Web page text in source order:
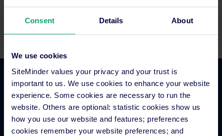
Consent Details About
We use cookies
SiteMinder values your privacy and your trust is
important to us. We use cookies to enhance your website
experience. Some cookies are necessary to run the
website. Others are optional: statistic cookies show us
how you use our website and features; preferences
cookies remember your website preferences; and
gratuita
Comercio hotelero
Gestor de canales para hoteles
Motor de reservas para hoteles